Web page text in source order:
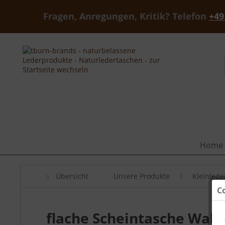
Fragen, Anregungen, Kritik? Telefon
Home
Übersicht Unsere Produkte
flache Scheintasche